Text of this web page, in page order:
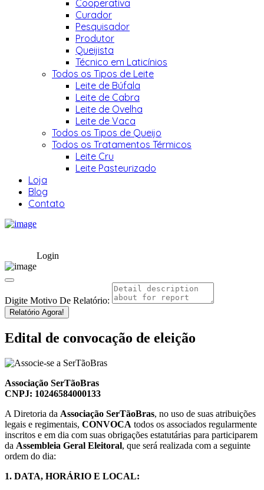
Cooperativa
Curador
Pesquisador
Produtor
Queijista
Técnico em Laticínios
Todos os Tipos de Leite
Leite de Búfala
Leite de Cabra
Leite de Ovelha
Leite de Vaca
Todos os Tipos de Queijo
Todos os Tratamentos Térmicos
Leite Cru
Leite Pasteurizado
Loja
Blog
Contato
Login
Digite Motivo De Relatório:
Relatório Agora!
Edital de convocação de eleição
Associação SerTãoBras
CNPJ: 10246584000133
A Diretoria da Associação SerTãoBras, no uso de suas atribuições
legais e regimentais, CONVOCA todos os associados regularmente
inscritos e em dia com suas obrigações estatutárias para participarem
da Assembleia Geral Eleitoral, que será realizada com a seguinte
ordem do dia:
1. DATA, HORÁRIO E LOCAL: